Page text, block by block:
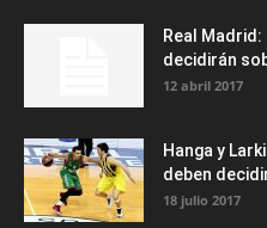
Real
decidirán
12 abril 2017
Hanga y
deben
18 julio 2017